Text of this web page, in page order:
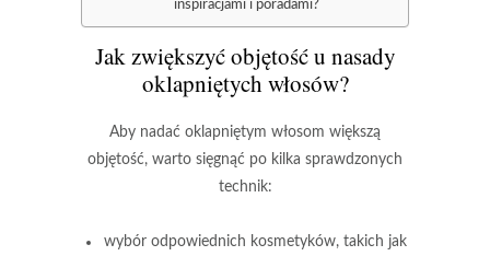
inspiracjami i poradami?
Jak zwiększyć objętość u nasady
oklapniętych włosów?
Aby nadać oklapniętym włosom większą
objętość, warto sięgnąć po kilka sprawdzonych
technik:
wybór odpowiednich kosmetyków, takich jak